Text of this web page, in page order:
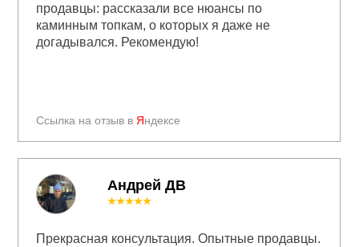
Ссылка на отзыв в Яндексе
продавцы: рассказали все нюансы по
каминным топкам, о которых я даже не
догадывался. Рекомендую!
Андрей ДВ
★★★★★
Прекрасная консультация. Опытные продавцы.